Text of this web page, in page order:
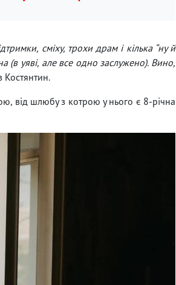
сміху, трохи драм і кілька “ну й
(в уяві, але все одно заслужено). Вино,
Костянтин.
від шлюбу з котрою у нього є 8-річна